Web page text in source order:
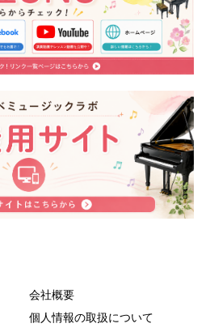
会社概要
個人情報の取扱について